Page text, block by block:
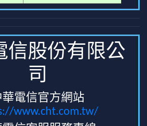
信股份有限公
司
華電信官方網站
www.cht.com.tw/